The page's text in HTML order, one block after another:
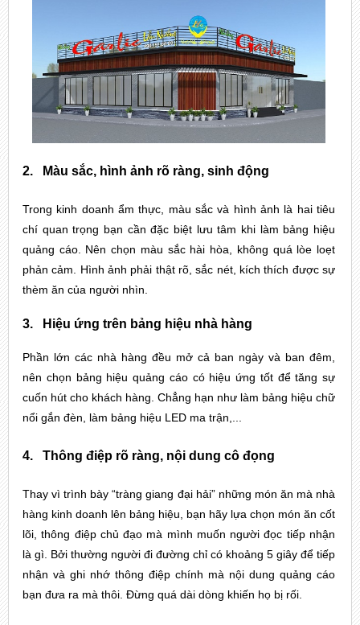
2. Màu sắc, hình ảnh rõ ràng, sinh động
Trong kinh doanh ẩm thực, màu sắc và hình ảnh là hai tiêu
chí quan trọng bạn cần đặc biệt lưu tâm khi làm bảng hiệu
quảng cáo. Nên chọn màu sắc hài hòa, không quá lòe loẹt
phản cảm. Hình ảnh phải thật rõ, sắc nét, kích thích được sự
thèm ăn của người nhìn.
3. Hiệu ứng trên bảng hiệu nhà hàng
Phần lớn các nhà hàng đều mở cả ban ngày và ban đêm,
nên chọn bảng hiệu quảng cáo có hiệu ứng tốt để tăng sự
cuốn hút cho khách hàng. Chẳng hạn như làm bảng hiệu chữ
nổi gắn đèn, làm bảng hiệu LED ma trận,...
4. Thông điệp rõ ràng, nội dung cô đọng
Thay vì trình bày “tràng giang đại hải” những món ăn mà nhà
hàng kinh doanh lên bảng hiệu, bạn hãy lựa chọn món ăn cốt
lõi, thông điệp chủ đạo mà mình muốn người đọc tiếp nhận
là gì. Bởi thường người đi đường chỉ có khoảng 5 giây để tiếp
nhận và ghi nhớ thông điệp chính mà nội dung quảng cáo
bạn đưa ra mà thôi. Đừng quá dài dòng khiến họ bị rối.